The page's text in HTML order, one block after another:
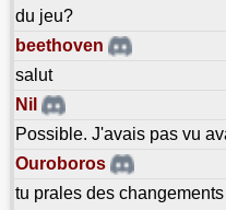
du jeu?
beethoven
salut
Nil
Possible. J'avais pas vu
Ouroboros
tu prales des